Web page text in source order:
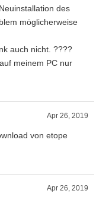
des
möglicherweise
auch nicht. ????
meinem PC nur
Apr 26, 2019
von etope
Apr 26, 2019